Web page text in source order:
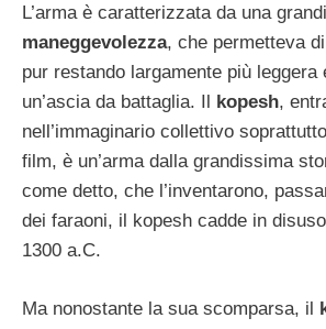
L’arma è caratterizzata da una
maneggevolezza, che permetteva
pur restando largamente più leggera
un’ascia da battaglia. Il
kopesh,
nell’immaginario collettivo
film, è un’arma dalla grandissima
come detto, che l’inventarono,
dei faraoni, il kopesh cadde in
1300 a.C.
Ma nonostante la sua scomparsa, il